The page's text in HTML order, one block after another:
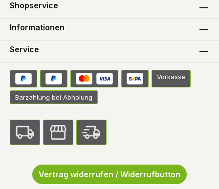
Shopservice
Informationen
Service
Vorkasse
Barzahlung bei Abholung
Vertrag widerrufen / Widerrufbutton